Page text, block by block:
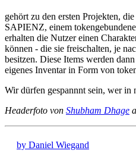
gehört zu den ersten Projekten,
SAPIENZ, einem
erhalten die Nutzer einen
können - die sie freischalten, je
besitzen. Diese Items werden
eigenes Inventar in Form von
Wir dürfen gespannnt sein, wer
Headerfoto von Shubham Dhage
by Daniel Wiegand